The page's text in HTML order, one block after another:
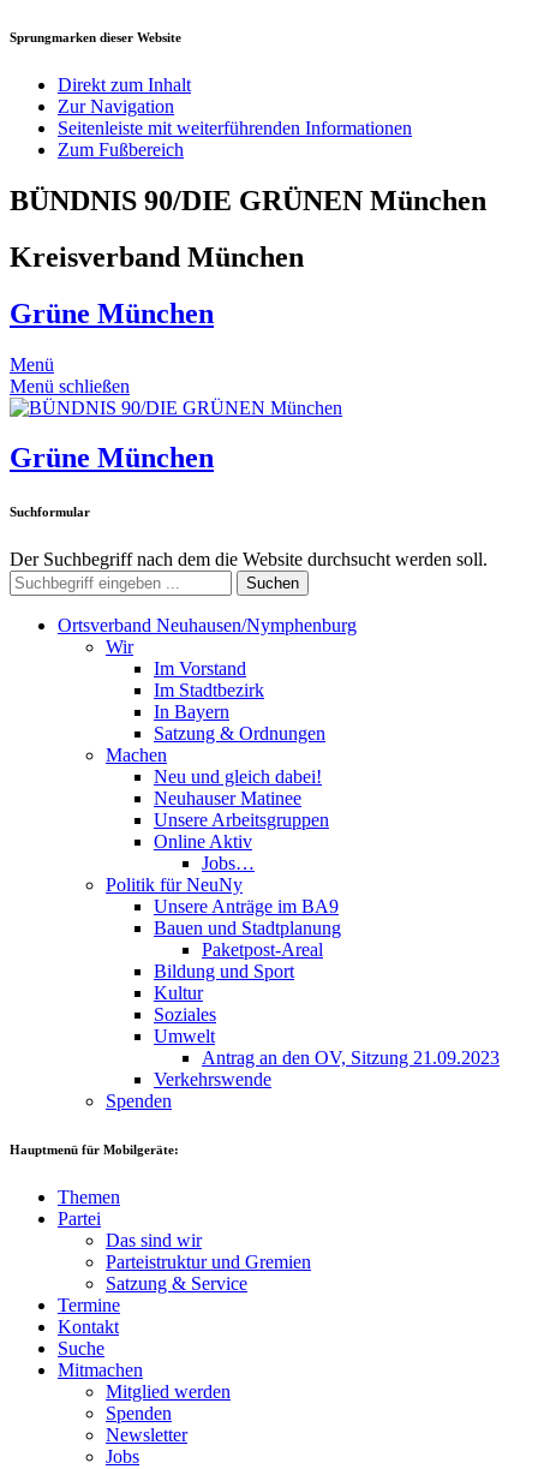
Sprungmarken dieser Website
Direkt zum Inhalt
Zur Navigation
Seitenleiste mit weiterführenden Informationen
Zum Fußbereich
BÜNDNIS 90/DIE GRÜNEN München
Kreisverband München
Grüne München
Menü
Menü schließen
Grüne München
Suchformular
Der Suchbegriff nach dem die Website durchsucht werden soll.
Suchen
Ortsverband Neuhausen/Nymphenburg
Wir
Im Vorstand
Im Stadtbezirk
In Bayern
Satzung & Ordnungen
Machen
Neu und gleich dabei!
Neuhauser Matinee
Unsere Arbeitsgruppen
Online Aktiv
Jobs…
Politik für NeuNy
Unsere Anträge im BA9
Bauen und Stadtplanung
Paketpost-Areal
Bildung und Sport
Kultur
Soziales
Umwelt
Antrag an den OV, Sitzung 21.09.2023
Verkehrswende
Spenden
Hauptmenü für Mobilgeräte:
Themen
Partei
Das sind wir
Parteistruktur und Gremien
Satzung & Service
Termine
Kontakt
Suche
Mitmachen
Mitglied werden
Spenden
Newsletter
Jobs